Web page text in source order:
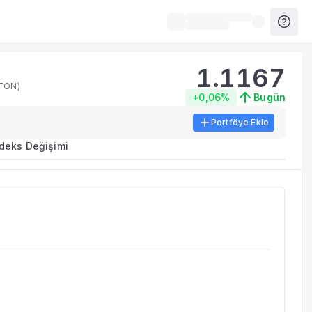
metrikleri listelenir.
benzer fonları inceleyebilirsiniz.
1.1167
+0,06% Bugün
Portföye Ekle
Değişimi